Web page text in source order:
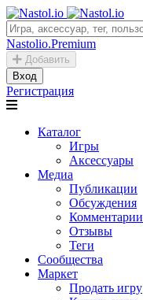
Nastolio.Premium
Добавить
Вход
Регистрация
Каталог
Игры
Аксессуары
Медиа
Публикации
Обсуждения
Комментарии
Отзывы
Теги
Сообщества
Маркет
Продать игру